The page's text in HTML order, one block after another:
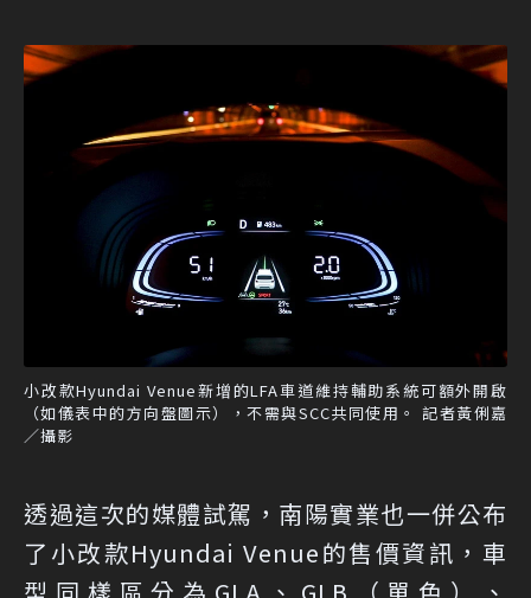
小改款Hyundai Venue新增的LFA車道維持輔助系統可額外開啟
（如儀表中的方向盤圖示），不需與SCC共同使用。 記者黃俐嘉
／攝影
透過這次的媒體試駕，南陽實業也一併公布
了小改款Hyundai Venue的售價資訊，車